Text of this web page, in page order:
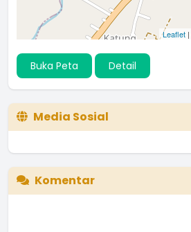
Leaflet |
Buka Peta Detail
Media Sosial
Komentar